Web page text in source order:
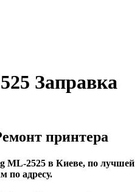
Заправка
принтера
ML-2525 в Киеве, по лучшей
по адресу.